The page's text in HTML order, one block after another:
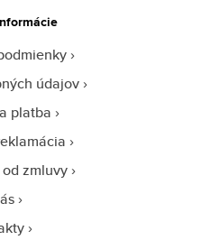
údajov
platba
zmluvy